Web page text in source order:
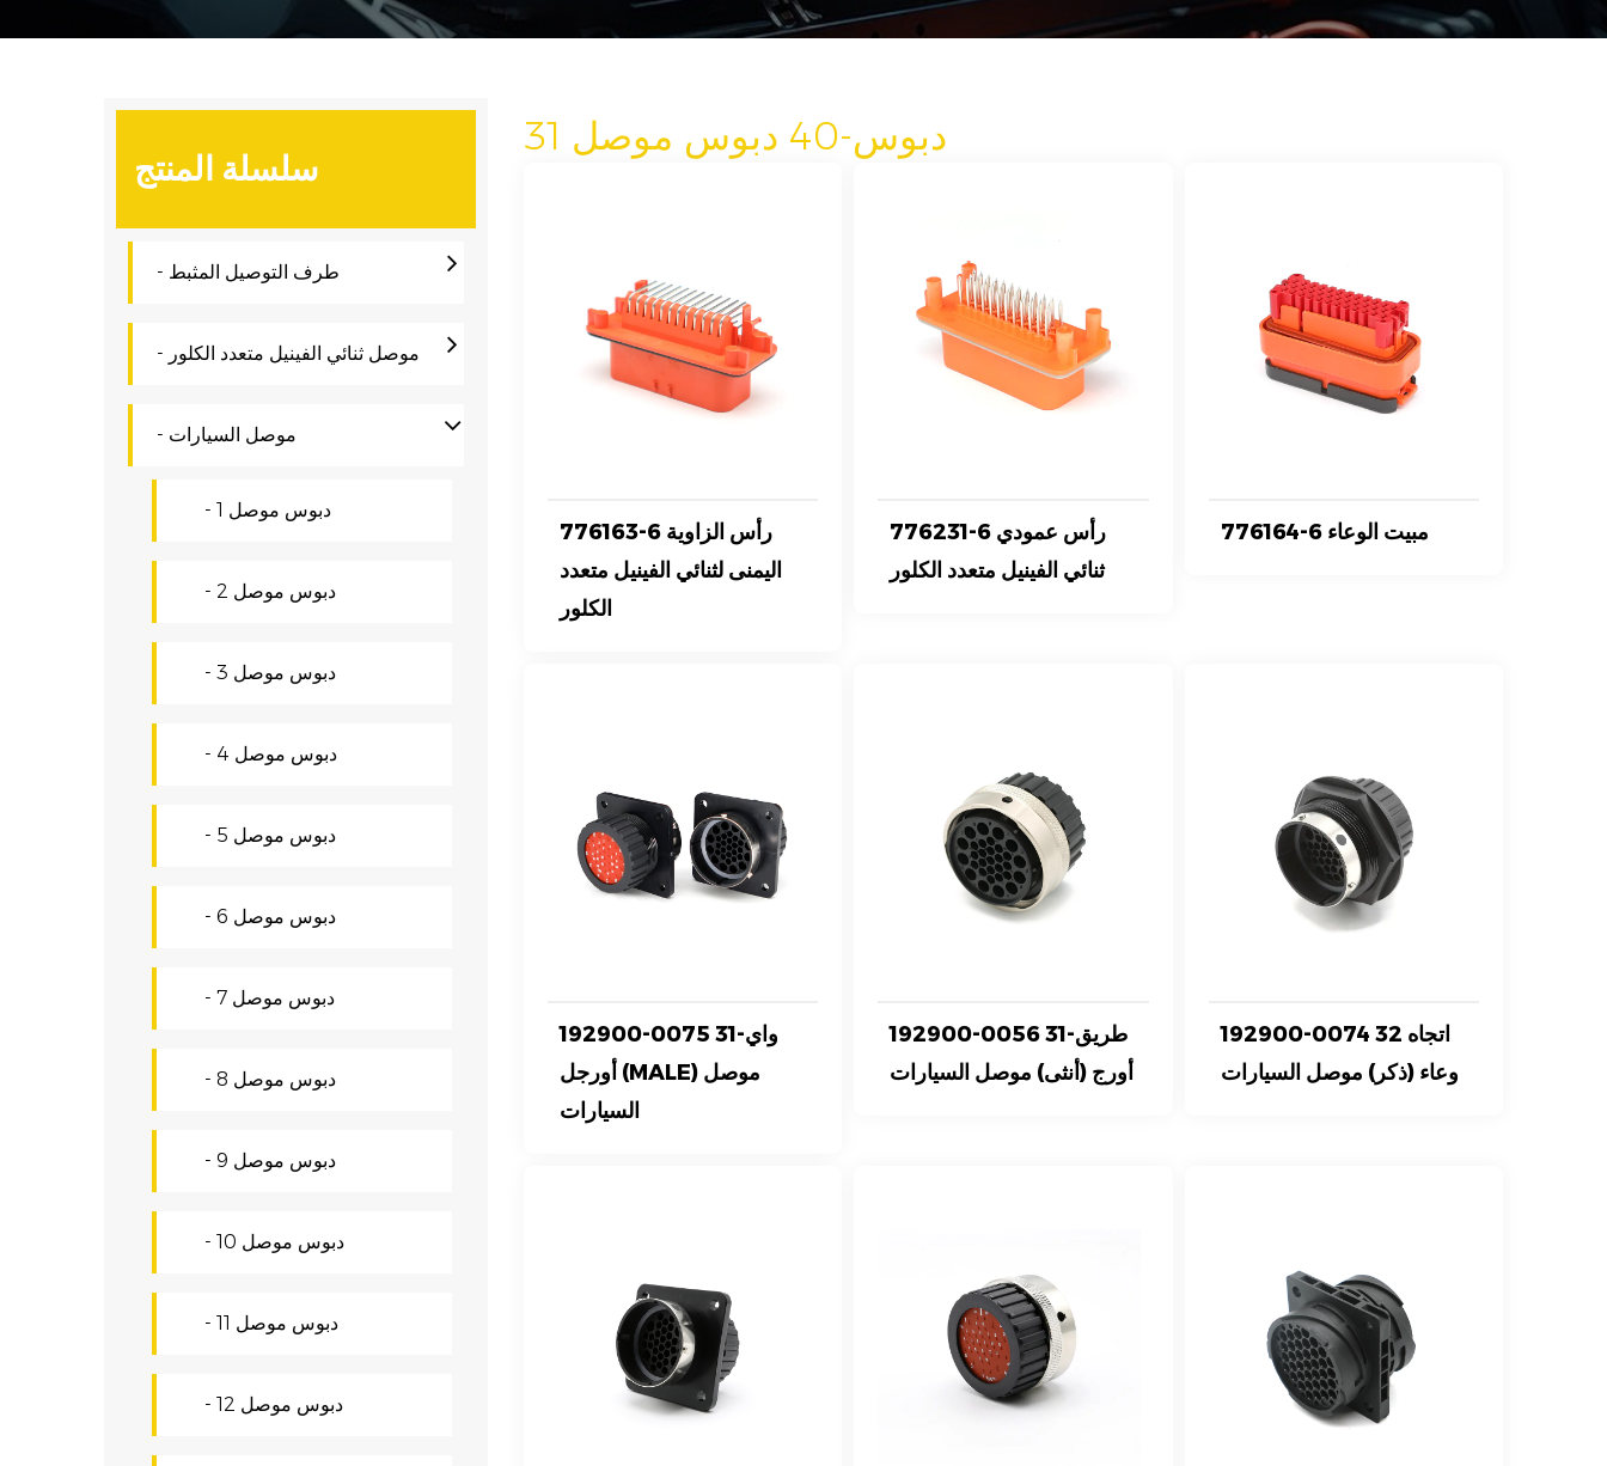
سلسلة المنتج
- طرف التوصيل المثبط
- موصل ثنائي الفينيل متعدد الكلور
- موصل السيارات
- 1 دبوس موصل
- دبوس موصل 2
- دبوس موصل 3
- دبوس موصل 4
- دبوس موصل 5
- دبوس موصل 6
- دبوس موصل 7
- دبوس موصل 8
- دبوس موصل 9
- دبوس موصل 10
- دبوس موصل 11
- دبوس موصل 12
31 دبوس-40 دبوس موصل
776163-6 رأس الزاوية
اليمنى لثنائي الفينيل متعدد
الكلور
776231-6 رأس عمودي
ثنائي الفينيل متعدد الكلور
776164-6 مبيت الوعاء
192900-0075 31-واي
أورجل (MALE) موصل
السيارات
192900-0056 31-طريق
أورج (أنثى) موصل السيارات
192900-0074 32 اتجاه
وعاء (ذكر) موصل السيارات